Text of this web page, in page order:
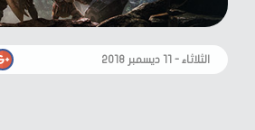
الثلاثاء - ١١ ديسمبر ٢٠١٨